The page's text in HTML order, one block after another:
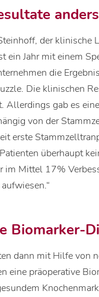
der klinische
ein Jahr mit einem
die
Die klinischen
Allerdings gab es
von der
erste
überhaupt
im Mittel 17%
Biomarker-
dann mit Hilfe von
eine präoperative